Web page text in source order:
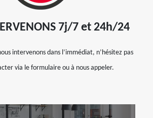
7j/7 et 24h/24
intervenons dans l’immédiat, n’hésitez pas
via le formulaire ou à nous appeler.